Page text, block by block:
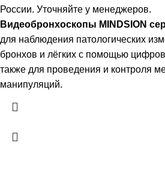
России. Уточняйте у менеджеров.
Видеобронхоскопы MINDSION
для наблюдения патологических
бронхов и лёгких с помощью
также для проведения и контроля
манипуляций.